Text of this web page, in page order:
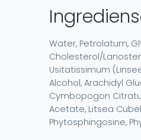
Water, Petrolatum,
Cholesterol/
Usitatissimum
Alcohol, Arachidyl
Cymbopogon
Acetate, Litsea
Phytosphingosine,